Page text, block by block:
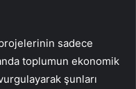
sadece
toplumun ekonomik
şunları